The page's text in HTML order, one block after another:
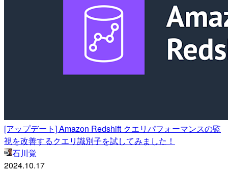
[アップデート] Amazon Redshift クエリパフォーマンスの監
視を改善するクエリ識別子を試してみました！
石川覚
2024.10.17